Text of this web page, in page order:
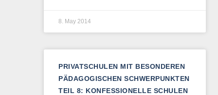
8. May 2014
PRIVATSCHULEN MIT BESONDEREN
PÄDAGOGISCHEN SCHWERPUNKTEN
TEIL 8: KONFESSIONELLE SCHULEN